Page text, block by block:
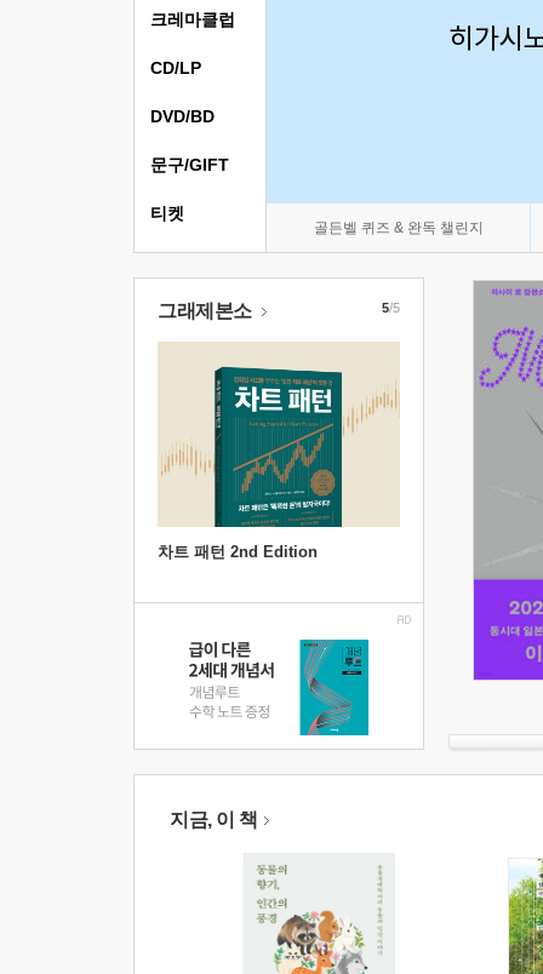
골든벨 퀴즈 & 완독 챌린지
크레마클럽
CD/LP
DVD/BD
문구/GIFT
티켓
그래제본소
차트 패턴 2nd Edition
5/5
지금, 이 책